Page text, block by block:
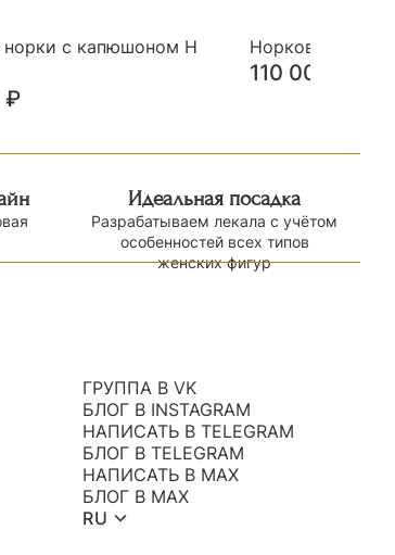
норки с капюшоном Н
₽
Норковый
110 000
Идеальная посадка
Разрабатываем лекала с учётом
особенностей всех типов
женских фигур
ГРУППА В VK
БЛОГ В INSTAGRAM
НАПИСАТЬ В TELEGRAM
БЛОГ В TELEGRAM
НАПИСАТЬ В MAX
БЛОГ В MAX
RU